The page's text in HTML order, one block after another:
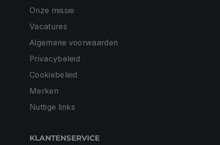
Onze missie
Vacatures
Algemene voorwaarden
Privacybeleid
Cookiebeleid
Merken
Nuttige links
KLANTENSERVICE